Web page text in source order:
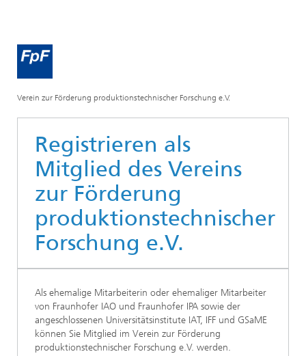
Verein zur Förderung produktionstechnischer Forschung e.V.
Registrieren als
Mitglied des Vereins
zur Förderung
produktionstechnischer
Forschung e.V.
Als ehemalige Mitarbeiterin oder ehemaliger Mitarbeiter
von Fraunhofer IAO und Fraunhofer IPA sowie der
angeschlossenen Universitätsinstitute IAT, IFF und GSaME
können Sie Mitglied im Verein zur Förderung
produktionstechnischer Forschung e.V. werden.